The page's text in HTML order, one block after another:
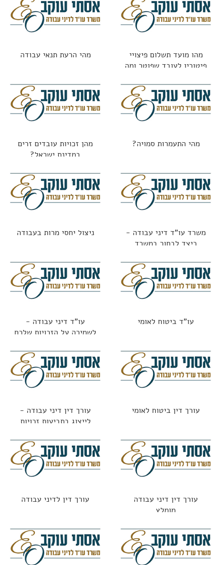
מהו מועד תשלום פיצויי
פיטורין לעובד שפוטר ומה
מהי הרעת תנאי עבודה
מהי התעמרות סמויה?
מהן זכויות עובדים זרים
במדינת ישראל?
משרד עו"ד דיני עבודה -
כיצד לבחור במשרד
ניצול יחסי מרות בעבודה
עו"ד ביטוח לאומי
עו"ד דיני עבודה -
לשמירה על הזכויות שלכם
עורך דין ביטוח לאומי
עורך דין דיני עבודה -
לייצוג בתביעות זכויות
הקורונה
עורך דין דיני עבודה
מומלץ
עורך דין לדיני עבודה